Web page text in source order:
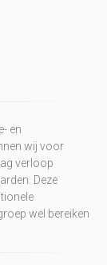
en
wij voor
verloop
Deze
wel bereiken